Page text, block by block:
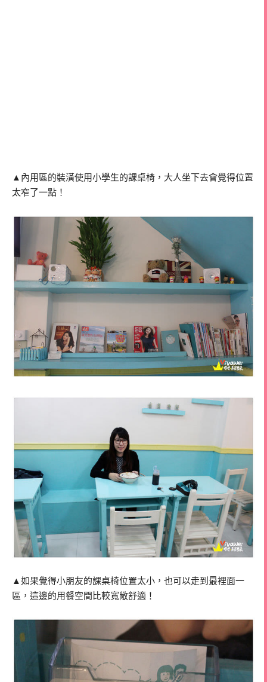
▲內用區的裝潢使用小學生的課桌椅，大人坐下去會覺得位置
太窄了一點！
▲如果覺得小朋友的課桌椅位置太小，也可以走到最裡面一
區，這邊的用餐空間比較寬敞舒適！